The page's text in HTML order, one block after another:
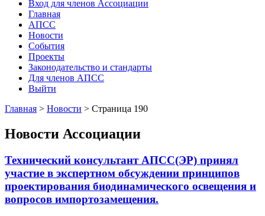
Вход для членов Ассоциации
Главная
АПСС
Новости
События
Проекты
Законодательство и стандарты
Для членов АПСС
Выйти
Главная > Новости > Страница 190
Новости Ассоциации
Технический консультант АПСС(ЭР) принял
участие в экспертном обсуждении принципов
проектирования биодинамического освещения и
вопросов импортозамещения.